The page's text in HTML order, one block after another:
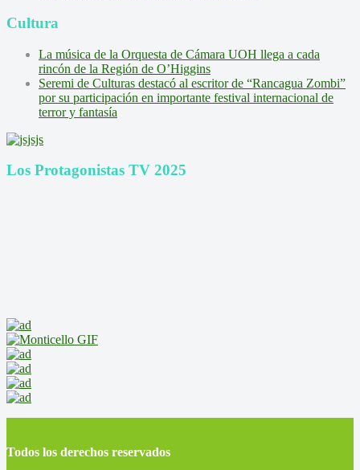
Cultura
La música de la Orquesta de Cámara UOH llega a cada
rincón de la Región de O’Higgins
Seremi de Culturas destacó al escritor de “Rancagua Zombi”
por su participación en importante festival internacional de
terror y fantasía
Los Protagonistas TV 2025
Todos los derechos reservados